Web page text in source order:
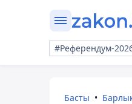
#Референдум-
Басты